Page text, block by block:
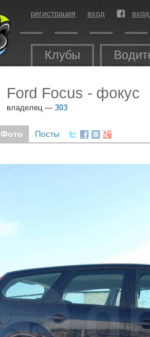
регистрация вход
Клубы
Ford Focus - фокус
владелец — 303
Фото Посты